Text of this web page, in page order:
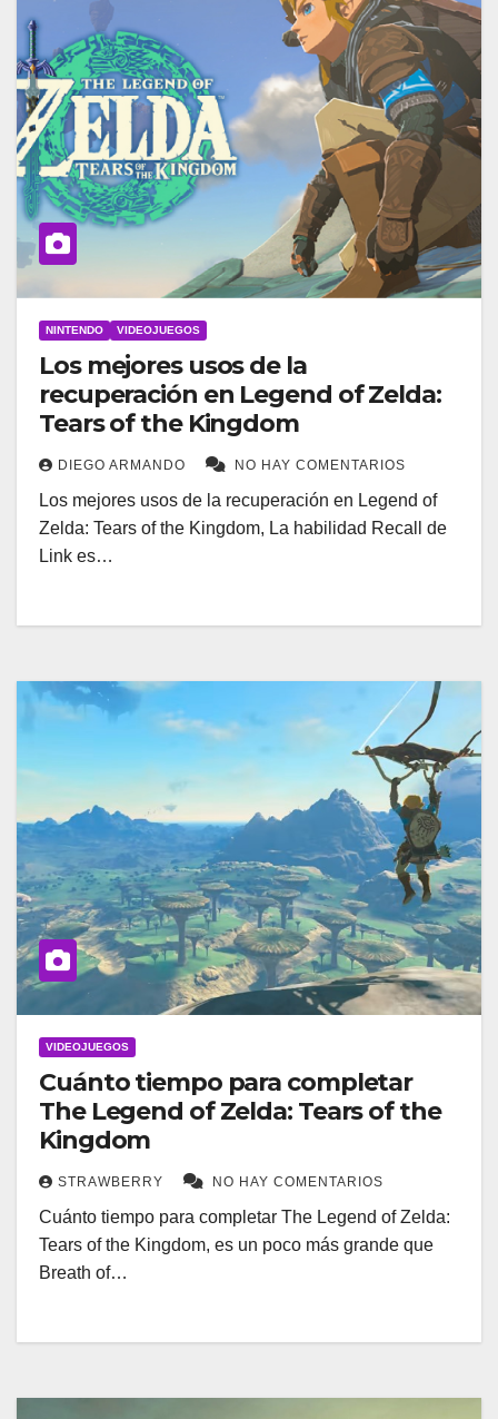
NINTENDO VIDEOJUEGOS
Los mejores usos de la
recuperación en Legend of Zelda:
Tears of the Kingdom
DIEGO ARMANDO NO HAY COMENTARIOS
Los mejores usos de la recuperación en Legend of
Zelda: Tears of the Kingdom, La habilidad Recall de
Link es…
VIDEOJUEGOS
Cuánto tiempo para completar
The Legend of Zelda: Tears of the
Kingdom
STRAWBERRY NO HAY COMENTARIOS
Cuánto tiempo para completar The Legend of Zelda:
Tears of the Kingdom, es un poco más grande que
Breath of…